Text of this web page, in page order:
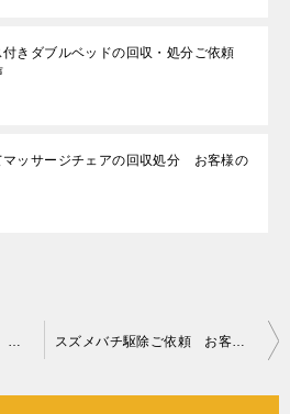
付きダブルベッドの回収・処分ご依頼
マッサージチェアの回収処分 お客様の
四人用ダイニングテーブル、タンス、アコーディオンカーテン等の回収 スズメバチ駆除ご依頼 お客様の声